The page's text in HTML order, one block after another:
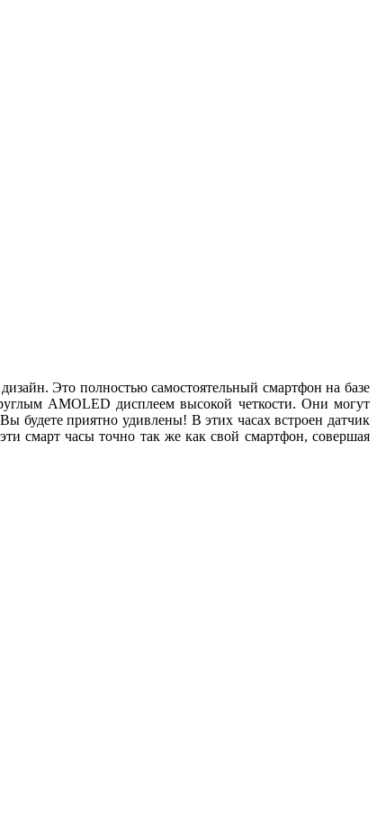
Это полностью самостоятельный смартфон на базе
AMOLED дисплеем высокой четкости. Они могут
будете приятно удивлены! В этих часах встроен датчик
смарт часы точно так же как свой смартфон, совершая